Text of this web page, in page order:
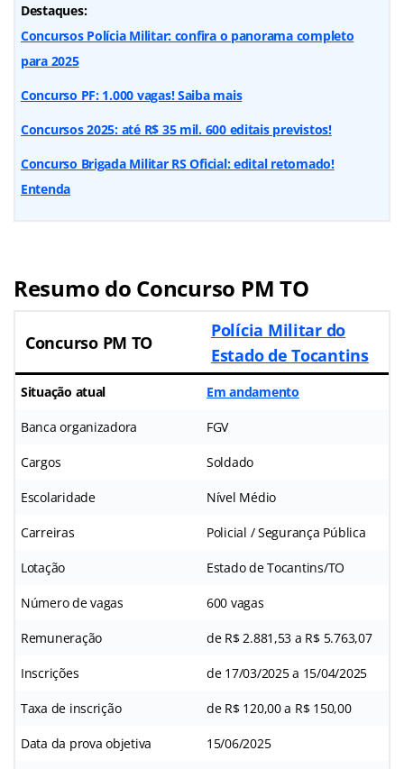
Destaques:
Concursos Polícia Militar: confira o panorama completo
para 2025
Concurso PF: 1.000 vagas! Saiba mais
Concursos 2025: até R$ 35 mil. 600 editais previstos!
Concurso Brigada Militar RS Oficial: edital retomado!
Entenda
Resumo do Concurso PM TO
Concurso PM TO
Polícia Militar do
Estado de Tocantins
Situação atual Em andamento
Banca organizadora FGV
Cargos Soldado
Escolaridade Nível Médio
Carreiras Policial / Segurança Pública
Lotação Estado de Tocantins/TO
Número de vagas 600 vagas
Remuneração de R$ 2.881,53 a R$ 5.763,07
Inscrições de 17/03/2025 a 15/04/2025
Taxa de inscrição de R$ 120,00 a R$ 150,00
Data da prova objetiva 15/06/2025